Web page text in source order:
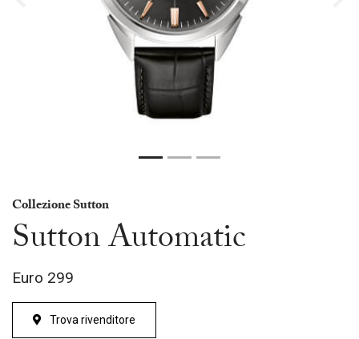
Collezione Sutton
Sutton Automatic
Euro 299
Trova rivenditore